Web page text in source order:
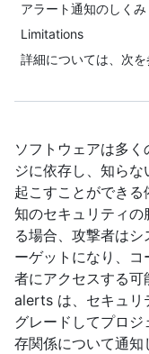
アラート通知のしくみ
Limitations
詳細については、次を
ソフトウェアは多
ジに依存し、知ら
起こすことができ
知のセキュリティ
る場合、攻撃者は
ーゲットになり、
者にアクセスする
alerts は、セキュリ
グレードしてプロ
存関係について通知